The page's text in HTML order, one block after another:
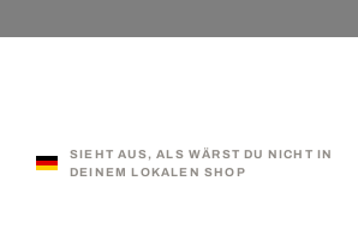
SIEHT AUS, ALS WÄRST DU NICHT IN
DEINEM LOKALEN SHOP